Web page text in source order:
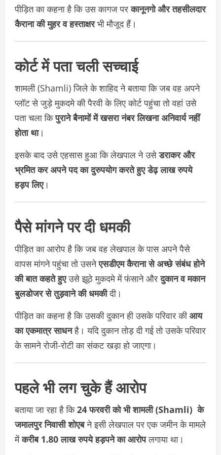
पीड़ित का कहना है कि उस कागज परकानूनगो और तहसीलदार
कैराना की मुहर व हस्ताक्षरभी मौजूद हैं।
कोर्ट में पता चली सच्चाई
शामली (Shamli) जिले के शाहिद ने बताया कि जब वह अपने
प्लॉट से जुड़े मुकदमे की पैरवी के लिए कोर्ट पहुंचा तो वहां उसे
पता चला किपुराने बैनामों में खसरा नंबर लिखना अनिवार्य नहीं
होता था।
इसके बाद उसे एहसास हुआ कि लेखपाल ने उसेडराकर और
भ्रमित कर अपने पद का दुरुपयोग करते हुए डेढ़ लाख रुपये
हड़प लिए।
पैसे मांगने पर दी धमकी
पीड़ित का आरोप है कि जब वह लेखपाल के पास अपने पैसे
वापस मांगने पहुंचा तो उसनेएसडीएम कैराना से अच्छे संबंध होने
की बात कहते हुएउसे झूठे मुकदमे में फंसाने औरदुकान व मकान
बुलडोजर से तुड़वाने की धमकीदी।
पीड़ित का कहना है कि उसकी दुकान ही उसके परिवार कीआय
का एकमात्र साधनहै। यदि दुकान तोड़ दी गई तो उसके परिवार
के सामने रोजी-रोटी का संकट खड़ा हो जाएगा।
पहले भी लग चुके हैं आरोप
बताया जा रहा है कि24 फरवरी को भी शामली (Shamli) के
जमालपुर निवासी शोएबने इसी लेखपाल पर एक जमीन के मामले
मेंकरीब 1.80 लाख रुपये हड़पने का आरोपलगाया था।